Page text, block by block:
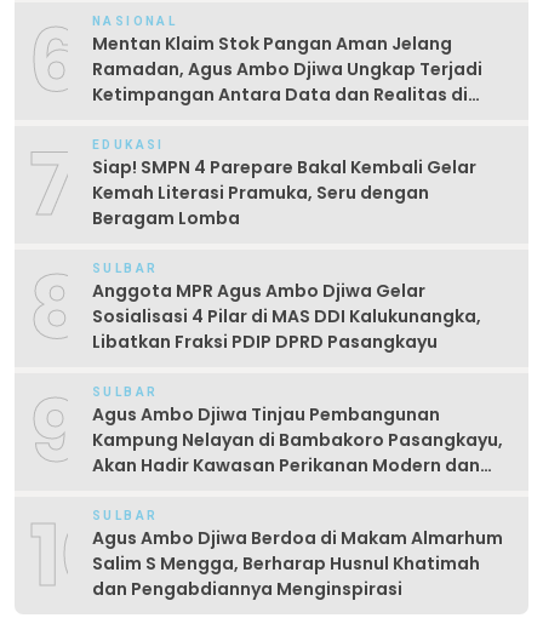
6 NASIONAL
Mentan Klaim Stok Pangan Aman Jelang
Ramadan, Agus Ambo Djiwa Ungkap Terjadi
Ketimpangan Antara Data dan Realitas di
7 EDUKASI
Siap! SMPN 4 Parepare Bakal Kembali Gelar
Kemah Literasi Pramuka, Seru dengan
Beragam Lomba
8 SULBAR
Anggota MPR Agus Ambo Djiwa Gelar
Sosialisasi 4 Pilar di MAS DDI Kalukunangka,
Libatkan Fraksi PDIP DPRD Pasangkayu
9 SULBAR
Agus Ambo Djiwa Tinjau Pembangunan
Kampung Nelayan di Bambakoro Pasangkayu,
Akan Hadir Kawasan Perikanan Modern dan
10SULBAR
Agus Ambo Djiwa Berdoa di Makam Almarhum
Salim S Mengga, Berharap Husnul Khatimah
dan Pengabdiannya Menginspirasi